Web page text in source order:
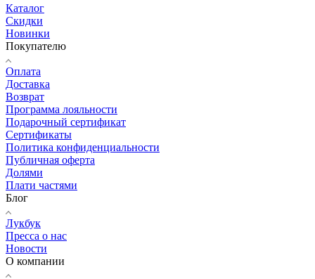
Каталог
Скидки
Новинки
Покупателю
Оплата
Доставка
Возврат
Программа лояльности
Подарочный сертификат
Сертификаты
Политика конфиденциальности
Публичная оферта
Долями
Плати частями
Блог
Лукбук
Пресса о нас
Новости
О компании